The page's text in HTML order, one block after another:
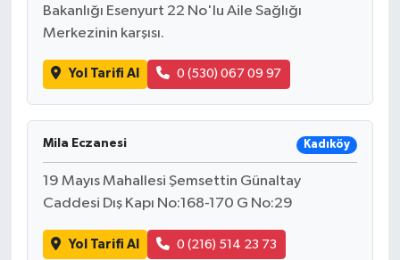
Bakanlığı Esenyurt 22 No'lu Aile Sağlığı
Merkezinin karşısı.
Yol Tarifi Al 0 (530) 067 09 97
Mila Eczanesi Kadıköy
19 Mayıs Mahallesi Şemsettin Günaltay
Caddesi Dış Kapı No:168-170 G No:29
Yol Tarifi Al 0 (216) 514 23 73
ROPORTAJ
YEREL YÖNETİM
MEDYA
SEÇİM 2011